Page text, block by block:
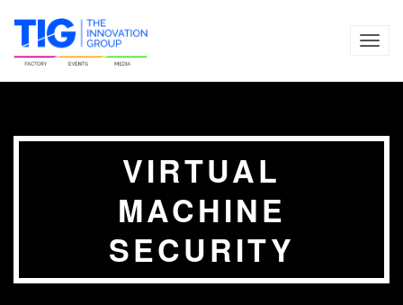
VIRTUAL
MACHINE
SECURITY